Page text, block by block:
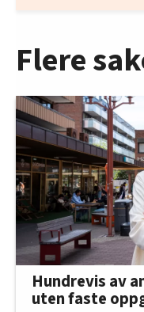
Flere
Hundrevis av
uten faste